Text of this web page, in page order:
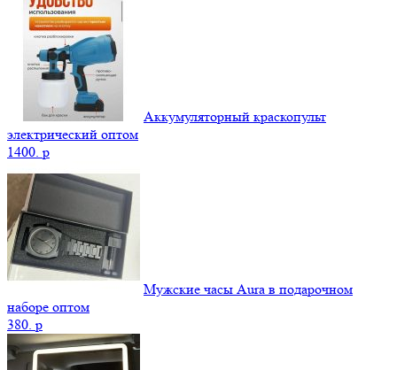
Аккумуляторный краскопульт
электрический оптом
1400. p
Мужские часы Aura в подарочном
наборе оптом
380. p